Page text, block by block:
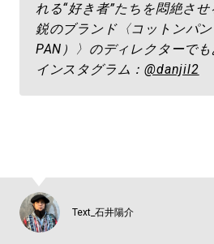
れる“好き者”たちを悶絶さ
鋭のブランド〈コットンパン
PAN）〉のディレクターでも
インスタグラム：@danjil2
Text_石井陽介